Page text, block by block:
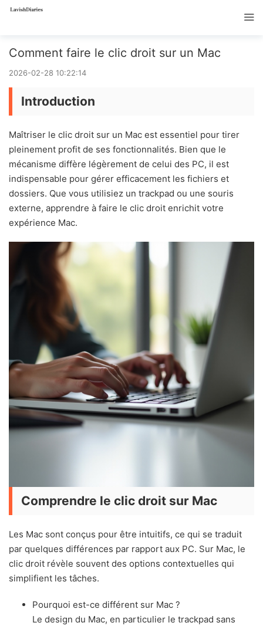
Comment faire le clic droit sur un Mac
2026-02-28 10:22:14
Introduction
Maîtriser le clic droit sur un Mac est essentiel pour tirer
pleinement profit de ses fonctionnalités. Bien que le
mécanisme diffère légèrement de celui des PC, il est
indispensable pour gérer efficacement les fichiers et
dossiers. Que vous utilisiez un trackpad ou une souris
externe, apprendre à faire le clic droit enrichit votre
expérience Mac.
Comprendre le clic droit sur Mac
Les Mac sont conçus pour être intuitifs, ce qui se traduit
par quelques différences par rapport aux PC. Sur Mac, le
clic droit révèle souvent des options contextuelles qui
simplifient les tâches.
Pourquoi est-ce différent sur Mac ?
Le design du Mac, en particulier le trackpad sans